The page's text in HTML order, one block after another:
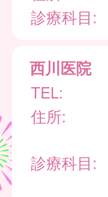
診療科目:
西川医院
TEL:
住所:
診療科目: